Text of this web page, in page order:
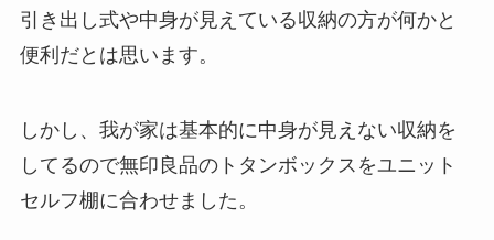
引き出し式や中身が見えている収納の方が何かと
便利だとは思います。
しかし、我が家は基本的に中身が見えない収納を
してるので無印良品のトタンボックスをユニット
セルフ棚に合わせました。